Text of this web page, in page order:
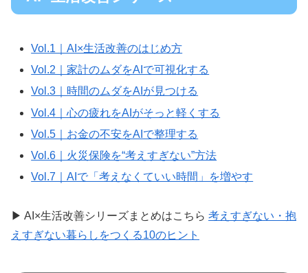
Vol.1｜AI×生活改善のはじめ方
Vol.2｜家計のムダをAIで可視化する
Vol.3｜時間のムダをAIが見つける
Vol.4｜心の疲れをAIがそっと軽くする
Vol.5｜お金の不安をAIで整理する
Vol.6｜火災保険を“考えすぎない”方法
Vol.7｜AIで「考えなくていい時間」を増やす
▶ AI×生活改善シリーズまとめはこちら 考えすぎない・抱
えすぎない暮らしをつくる10のヒント